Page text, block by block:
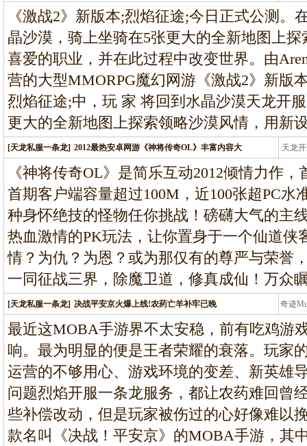
龙
《激战2》新版本;烈焰征途;今日正式公测。
晶沙漠，骑上坐骑在5张更大的全新地图上
喜爱的职业，并在此过程中改变世界。由
营的大型MMORPG魔幻网游《激战2》新版
烈焰征途;中，玩 家 将回到水晶沙漠天龙开
更大的全新地图上探索领略沙漠风情，用新
[天龙私服一条龙] 2012最热安卓网游《神将传奇OL》丰富内容大 天龙
龙
《神将传奇OL》是简乐互动2012倾情力作
首期客户端容量超过100M，近100张超PC水
种身怀绝技的怪物任你挑战！磅礴大气的主
热血激情的PK玩法，让你置身于一个仙道侠
情？为仇？为恩？或为那仅有的尊严与荣誉
一同征战三界，除魔卫道，修真成仙！万众
[天龙私服一条龙] 决战平安京火爆上线!农药亡羊补牢已晚 奇迹
条
最近这MOBA手游界不太安稳，前有吃鸡游
响。最为明显的便是王者荣耀的衰落。玩家
运营的不够用心、游戏环境的变差、新英雄
问题烈焰开服一条龙服务，都让农药难回曾
些补偿改动，但是玩家被伤过的心好像难以
款名叫《决战！平安京》的MOBA手游，其